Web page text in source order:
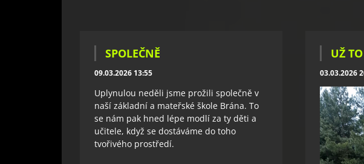
SPOLEČNĚ
09.03.2026 13:55
Uplynulou neděli jsme prožili společně v
naší základní a mateřské škole Brána. To
se nám pak hned lépe modlí za ty děti a
učitele, když se dostáváme do toho
tvořivého prostředí.
UŽ
03.03.2026